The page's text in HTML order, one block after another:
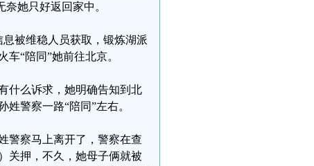
她只好返回家中。
被维稳人员获取，锻炼湖派
“陪同”她前往北京。
什么诉求，她明确告知到北
警察一路“陪同”左右。
警察马上离开了，警察在查
关押，不久，她母子俩就被